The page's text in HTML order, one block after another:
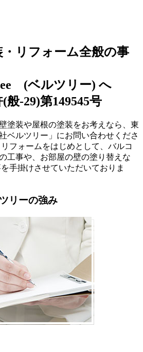
リフォーム全般の事
(ベルツリー) へ
般-29)第149545号
塗装や屋根の塗装をお考えなら、東
ベルツリー」にお問い合わせくださ
フォームをはじめとして、バルコ
工事や、お部屋の壁の塗り替えな
手掛けさせていただいておりま
リーの強み